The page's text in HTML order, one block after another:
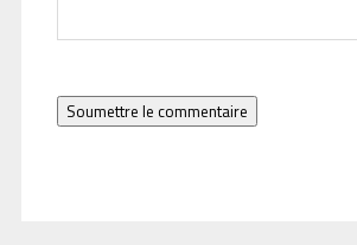
Soumettre le commentaire